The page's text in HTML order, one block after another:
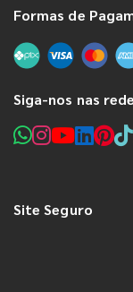
Formas de
Siga-nos nas
Site Seguro